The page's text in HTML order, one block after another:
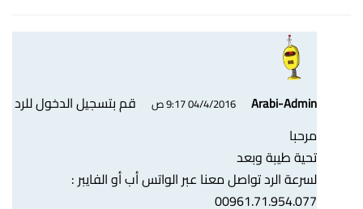
Arabi-Admin 04/4/2016 9:17 ص
قم بتسجيل الدخول للرد
مرحبا
تحية طيبة وبعد
لسرعة الرد تواصل معنا عبر الواتس أب أو الفايبر :
00961.71.954.077